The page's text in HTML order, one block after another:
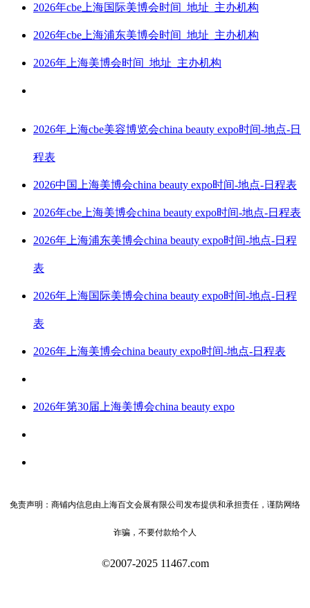
2026年cbe上海国际美博会时间_地址_主办机构
2026年cbe上海浦东美博会时间_地址_主办机构
2026年上海美博会时间_地址_主办机构
2026年上海cbe美容博览会china beauty expo时间-地点-日
程表
2026中国上海美博会china beauty expo时间-地点-日程表
2026年cbe上海美博会china beauty expo时间-地点-日程表
2026年上海浦东美博会china beauty expo时间-地点-日程
表
2026年上海国际美博会china beauty expo时间-地点-日程
表
2026年上海美博会china beauty expo时间-地点-日程表
2026年第30届上海美博会china beauty expo
免责声明：商铺内信息由上海百文会展有限公司发布提供和承担责任，谨防网络
诈骗，不要付款给个人
©2007-2025 11467.com